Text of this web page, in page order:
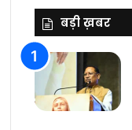
बड़ी ख़बर